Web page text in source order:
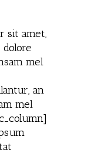
sit amet,
mel
an
mel